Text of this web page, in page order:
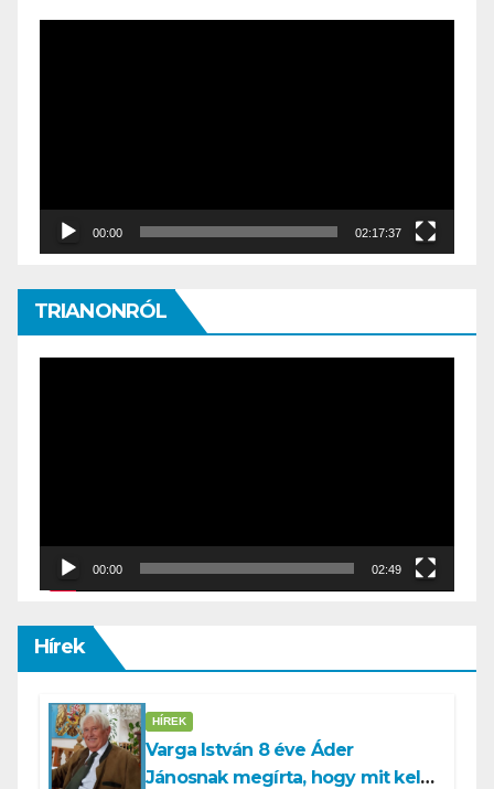
00:00 02:17:37
TRIANONRÓL
00:00 02:49
Hírek
HÍREK
Varga István 8 éve Áder
Jánosnak megírta, hogy mit kell